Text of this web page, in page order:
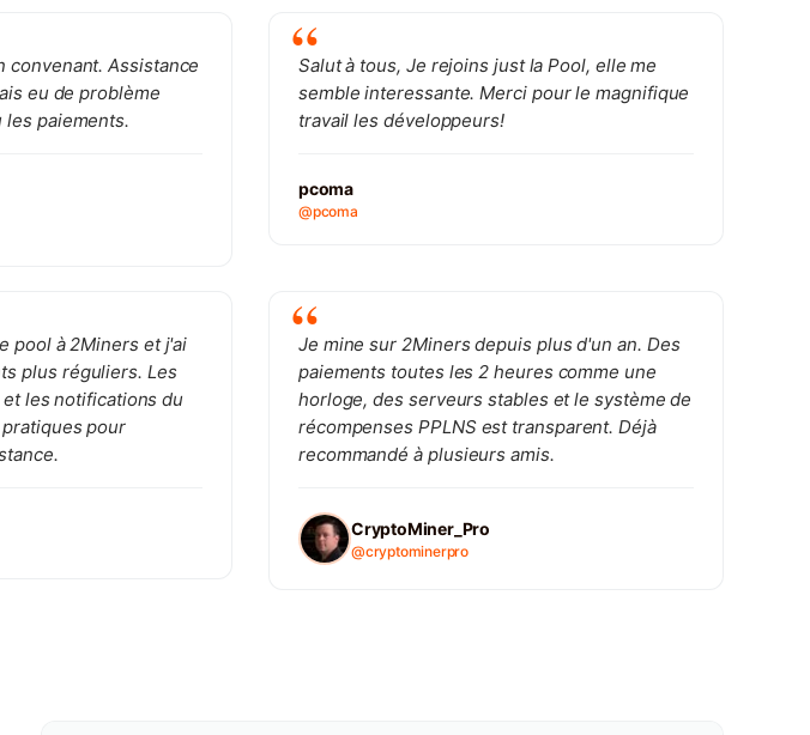
convenant. Assistance
eu de problème
les paiements.
Salut à tous, Je rejoins just la Pool, elle me
semble interessante. Merci pour le magnifique
travail les développeurs!
pcoma
@pcoma
pool à 2Miners et j'ai
plus réguliers. Les
et les notifications du
pour
Je mine sur 2Miners depuis plus d'un an. Des
paiements toutes les 2 heures comme une
horloge, des serveurs stables et le système de
récompenses PPLNS est transparent. Déjà
recommandé à plusieurs amis.
CryptoMiner_Pro
@cryptominerpro